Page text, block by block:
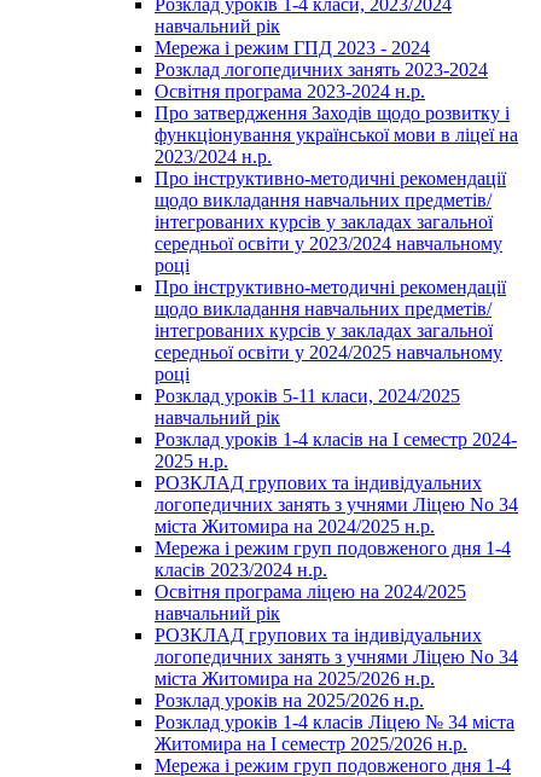
Розклад уроків 1-4 класи, 2023/2024
навчальний рік
Мережа і режим ГПД 2023 - 2024
Розклад логопедичних занять 2023-2024
Освітня програма 2023-2024 н.р.
Про затвердження Заходів щодо розвитку і
функціонування української мови в ліцеї на
2023/2024 н.р.
Про інструктивно-методичні рекомендації
щодо викладання навчальних предметів/
інтегрованих курсів у закладах загальної
середньої освіти у 2023/2024 навчальному
році
Про інструктивно-методичні рекомендації
щодо викладання навчальних предметів/
інтегрованих курсів у закладах загальної
середньої освіти у 2024/2025 навчальному
році
Розклад уроків 5-11 класи, 2024/2025
навчальний рік
Розклад уроків 1-4 класів на І семестр 2024-
2025 н.р.
РОЗКЛАД групових та індивідуальних
логопедичних занять з учнями Ліцею No 34
міста Житомира на 2024/2025 н.р.
Мережа і режим груп подовженого дня 1-4
класів 2023/2024 н.р.
Освітня програма ліцею на 2024/2025
навчальний рік
РОЗКЛАД групових та індивідуальних
логопедичних занять з учнями Ліцею No 34
міста Житомира на 2025/2026 н.р.
Розклад уроків на 2025/2026 н.р.
Розклад уроків 1-4 класів Ліцею № 34 міста
Житомира на І семестр 2025/2026 н.р.
Мережа і режим груп подовженого дня 1-4